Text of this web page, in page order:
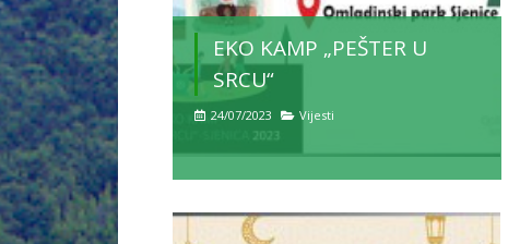
EKO KAMP „PEŠTER U
SRCU“
24/07/2023 Vijesti